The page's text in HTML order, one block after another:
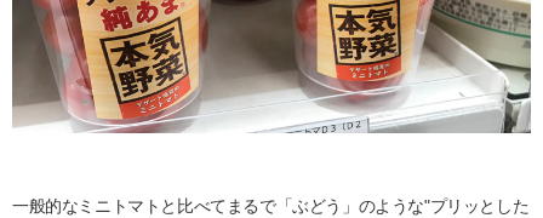
一般的なミニトマトと比べてまるで「ぶどう」のような"プリッとした